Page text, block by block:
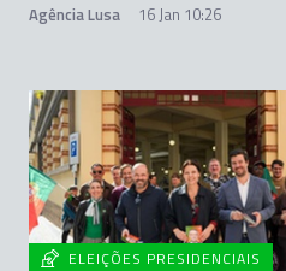
Agência Lusa 16 Jan 10:26
ELEIÇÕES PRESIDENCIAIS